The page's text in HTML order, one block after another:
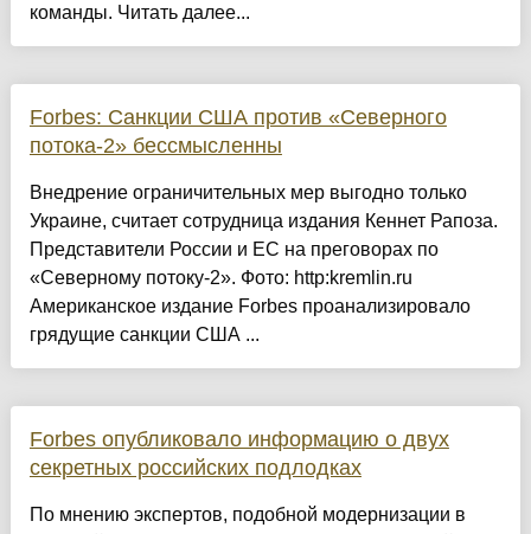
команды. Читать далее...
Forbes: Санкции США против «Северного
потока-2» бессмысленны
Внедрение ограничительных мер выгодно только
Украине, считает сотрудница издания Кеннет Рапоза.
Представители России и ЕС на преговорах по
«Северному потоку-2». Фото: http:kremlin.ru
Американское издание Forbes проанализировало
грядущие санкции США ...
Forbes опубликовало информацию о двух
секретных российских подлодках
По мнению экспертов, подобной модернизации в